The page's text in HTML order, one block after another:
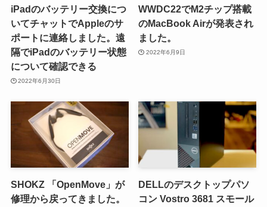
iPadのバッテリー交換につ
いてチャットでAppleのサ
ポートに連絡しました。遠
隔でiPadのバッテリー状態
について確認できる
2022年6月30日
WWDC22でM2チップ搭載
のMacBook Airが発表され
ました。
2022年6月9日
SHOKZ 「OpenMove」が
修理から戻ってきました。
DELLのデスクトップパソ
コン Vostro 3681 スモール